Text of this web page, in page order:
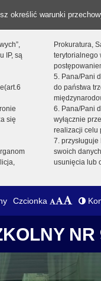
określić warunki
IP, są
się
Prokuratura,
terytorialnego
5. Pana/Pani
do państwa
6. Pana/Pani
wyłącznie
realizacji celu
7.
swoich
usunięcia lub
Czcionka